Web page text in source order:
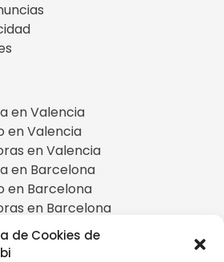
de Cookies de
en Valencia
en Valencia
en Valencia
en Barcelona
en Barcelona
en Barcelona
en Madrid
Madrid